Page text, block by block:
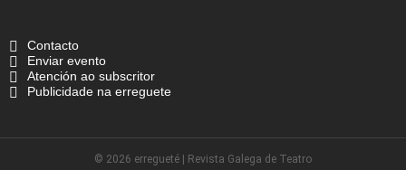
Contacto
Enviar evento
Atención ao subscritor
Publicidade na erreguete
© 2026 erregueté | Revista Galega de Teatro